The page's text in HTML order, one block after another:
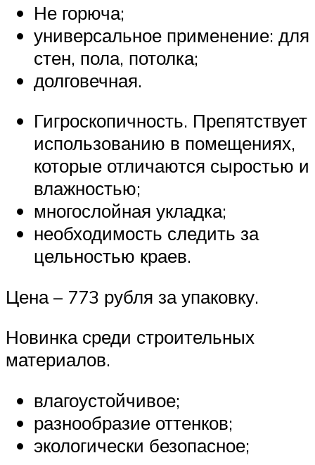
Не горюча;
универсальное применение: для
стен, пола, потолка;
долговечная.
Гигроскопичность. Препятствует
использованию в помещениях,
которые отличаются сыростью и
влажностью;
многослойная укладка;
необходимость следить за
цельностью краев.
Цена – 773 рубля за упаковку.
Новинка среди строительных
материалов.
влагоустойчивое;
разнообразие оттенков;
экологически безопасное;